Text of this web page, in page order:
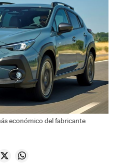
económico del fabricante